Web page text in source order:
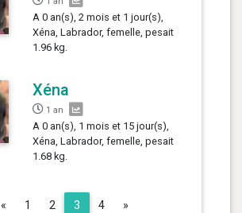
A 0 an(s), 2 mois et 1 jour(s),
Xéna, Labrador, femelle, pesait
1.96 kg.
Xéna
1 an
A 0 an(s), 1 mois et 15 jour(s),
Xéna, Labrador, femelle, pesait
1.68 kg.
«Previous
1 2 3 4 »Next